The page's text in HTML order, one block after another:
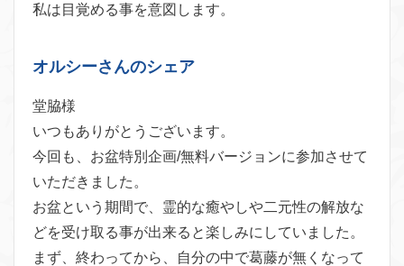
私は目覚める事を意図します。
オルシーさんのシェア
堂脇様
いつもありがとうございます。
今回も、お盆特別企画/無料バージョンに参加させて
いただきました。
お盆という期間で、霊的な癒やしや二元性の解放な
どを受け取る事が出来ると楽しみにしていました。
まず、終わってから、自分の中で葛藤が無くなって